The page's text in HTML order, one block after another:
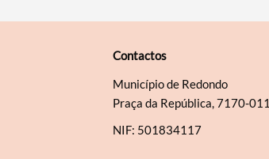
Contactos
Município de Redondo
Praça da República, 7170-011
NIF: 501834117